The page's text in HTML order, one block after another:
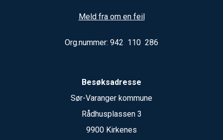
Meld fra om en feil
Org.nummer: 942 110 286
Besøksadresse
Sør-Varanger kommune
Rådhusplassen 3
9900 Kirkenes